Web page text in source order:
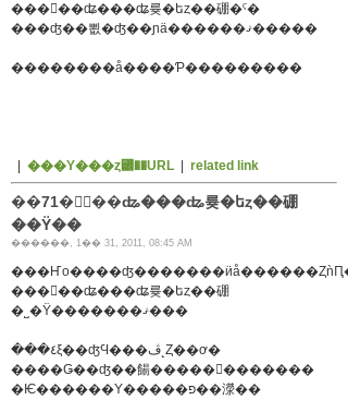
���󥿡��ʥ���ʥ륮�եȥ��硼�ˤ�
���ʤ��뾦�ʤ��ɲä������ޤ�����
��������å����Ƥ���������
���Υ���ȥ꡼��URL related link
��71�󥤥󥿡��ʥ���ʥ륮�եȥ��硼
��Ÿ��
������, 1�� 31, 2011, 08:45 AM
���󥿡��ʥ���ʥ륮�եȥ��硼
�˽�Ÿ�������ޤ���
���٤ξ��ʤϤ���ڤ˻Ȥ��ơ�
����Ǥ��ʤ��餳�����򴶤�������
�Ѥ������Υ�����פ��濴��